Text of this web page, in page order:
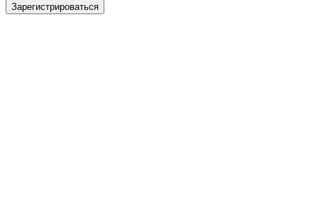
Зарегистрироваться